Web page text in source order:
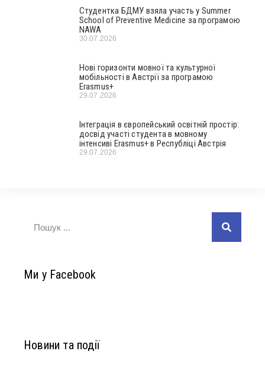
Студентка БДМУ взяла участь у Summer
School of Preventive Medicine за програмою
NAWA
30.07.2026
Нові горизонти мовної та культурної
мобільності в Австрії за програмою
Erasmus+
29.07.2026
Інтеграція в європейський освітній простір:
досвід участі студента в мовному
інтенсиві Erasmus+ в Республіці Австрія
29.07.2026
Ми у Facebook
Новини та події